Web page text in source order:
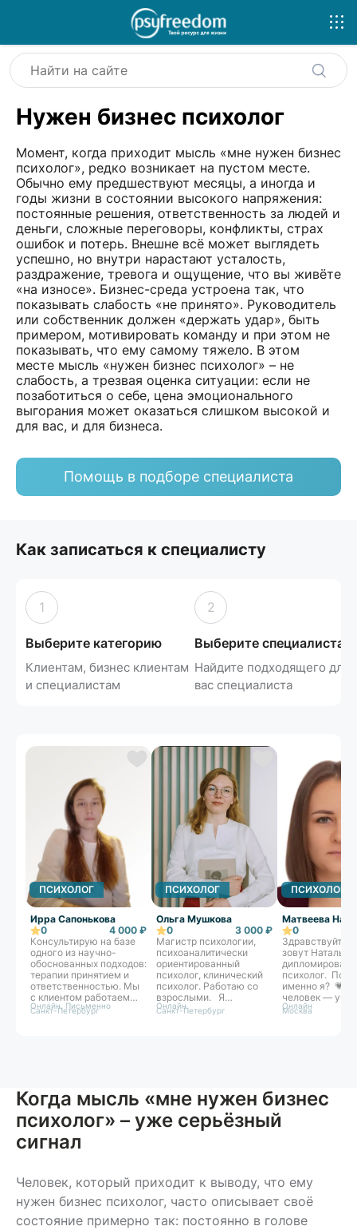
Нужен бизнес психолог
Момент, когда приходит мысль «мне нужен бизнес
психолог», редко возникает на пустом месте.
Обычно ему предшествуют месяцы, а иногда и
годы жизни в состоянии высокого напряжения:
постоянные решения, ответственность за людей и
деньги, сложные переговоры, конфликты, страх
ошибок и потерь. Внешне всё может выглядеть
успешно, но внутри нарастают усталость,
раздражение, тревога и ощущение, что вы живёте
«на износе». Бизнес-среда устроена так, что
показывать слабость «не принято». Руководитель
или собственник должен «держать удар», быть
примером, мотивировать команду и при этом не
показывать, что ему самому тяжело. В этом
месте мысль «нужен бизнес психолог» – не
слабость, а трезвая оценка ситуации: если не
позаботиться о себе, цена эмоционального
выгорания может оказаться слишком высокой и
для вас, и для бизнеса.
Помощь в подборе специалиста
Как записаться к специалисту
1
Выберите категорию
Клиентам, бизнес клиентам
и специалистам
2
Выберите специалиста
Найдите подходящего для
вас специалиста
ПСИХОЛОГ
Ирра Сапонькова
0
4 000 ₽
Консультирую на базе
одного из научно-
обоснованных подходов:
терапии принятием и
ответственностью. Мы
с клиентом работаем
как команда над
формируем конкретные
навыки под запрос
человека, которые
возможно унести с
собой в жизнь. Если
интервенции с быстрым
эффектом.
Онлайн, Письменно
Санкт-Петербург
ПСИХОЛОГ
Ольга Мушкова
0
3 000 ₽
Магистр психологии,
психоаналитически
ориентированный
психолог, клинический
психолог. Работаю со
взрослыми. Я
предлагаю вам
Онлайн
Санкт-Петербург
ПСИХОЛОГ
Матвеева
0
Здравствуйте,
зовут Наталья.
психолог.
именно я?
человек —
поэтому
— это гибкость,
глубина, опора
Онлайн
Москва
Когда мысль «мне нужен бизнес
психолог» – уже серьёзный
сигнал
Человек, который приходит к выводу, что ему
нужен бизнес психолог, часто описывает своё
состояние примерно так: постоянно в голове